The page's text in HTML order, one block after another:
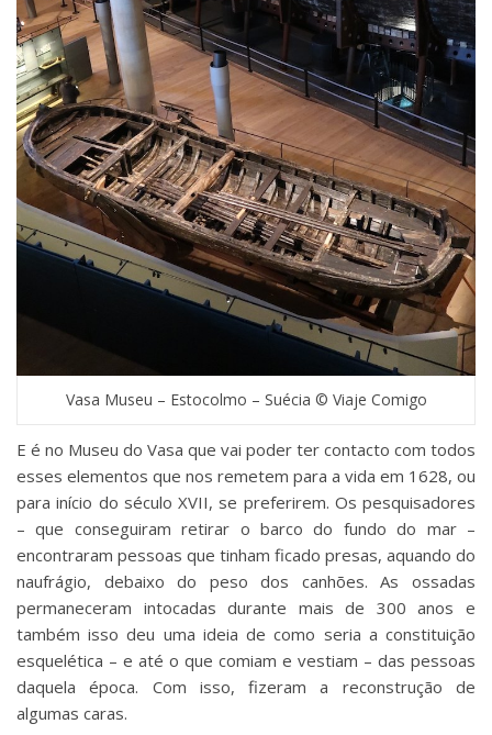
Vasa Museu – Estocolmo – Suécia © Viaje Comigo
E é no Museu do Vasa que vai poder ter contacto com todos
esses elementos que nos remetem para a vida em 1628, ou
para início do século XVII, se preferirem. Os pesquisadores
– que conseguiram retirar o barco do fundo do mar –
encontraram pessoas que tinham ficado presas, aquando do
naufrágio, debaixo do peso dos canhões. As ossadas
permaneceram intocadas durante mais de 300 anos e
também isso deu uma ideia de como seria a constituição
esquelética – e até o que comiam e vestiam – das pessoas
daquela época. Com isso, fizeram a reconstrução de
algumas caras.